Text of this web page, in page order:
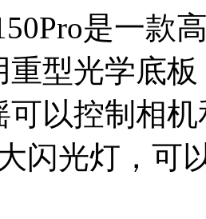
是一款
重型光学底
可以控制相
闪光灯，可